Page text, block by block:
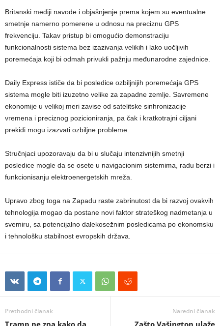
Britanski mediji navode i objašnjenje prema kojem su eventualne
smetnje namerno pomerene u odnosu na preciznu GPS
frekvenciju. Takav pristup bi omogućio demonstraciju
funkcionalnosti sistema bez izazivanja velikih i lako uočljivih
poremećaja koji bi odmah privukli pažnju međunarodne zajednice.
Daily Express ističe da bi posledice ozbiljnijih poremećaja GPS
sistema mogle biti izuzetno velike za zapadne zemlje. Savremene
ekonomije u velikoj meri zavise od satelitske sinhronizacije
vremena i preciznog pozicioniranja, pa čak i kratkotrajni ciljani
prekidi mogu izazvati ozbiljne probleme.
Stručnjaci upozoravaju da bi u slučaju intenzivnijih smetnji
posledice mogle da se osete u navigacionim sistemima, radu berzi i
funkcionisanju elektroenergetskih mreža.
Upravo zbog toga na Zapadu raste zabrinutost da bi razvoj ovakvih
tehnologija mogao da postane novi faktor strateškog nadmetanja u
svemiru, sa potencijalno dalekosežnim posledicama po ekonomsku
i tehnološku stabilnost evropskih država.
Prethodni članak Naredni članak